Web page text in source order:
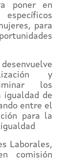
poner en
para
y
los
igualdad de
entre el
para la
Laborales,
comisión